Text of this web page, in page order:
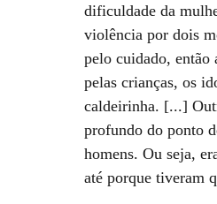
dificuldade da
violência por dois
pelo cuidado, então
pelas crianças, os
caldeirinha. [...]
profundo do ponto
homens. Ou seja,
até porque tiveram